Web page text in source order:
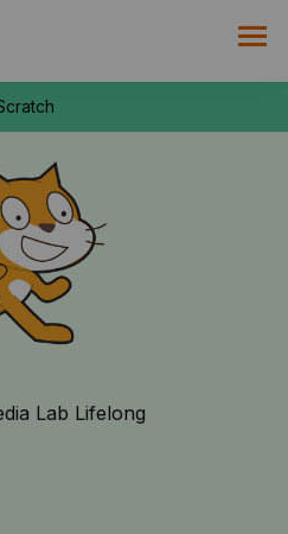
Lab Lifelong